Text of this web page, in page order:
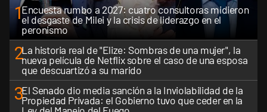
1Encuesta rumbo a 2027: cuatro consultoras midieron
el desgaste de Milei y la crisis de liderazgo en el
peronismo
2La historia real de "Elize: Sombras de una mujer", la
nueva película de Netflix sobre el caso de una esposa
que descuartizó a su marido
3El Senado dio media sanción a la Inviolabilidad de la
Propiedad Privada: el Gobierno tuvo que ceder en la